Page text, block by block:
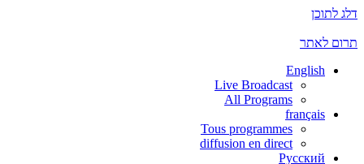
דלג לתוכן
תרום לאתר
English
Live Broadcast
All Programs
français
Tous programmes
diffusion en direct
Русский